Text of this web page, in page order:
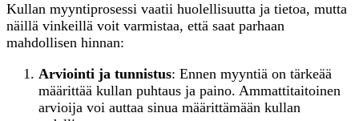
Kullan myyntiprosessi vaatii huolellisuutta ja tietoa, mutta
näillä vinkeillä voit varmistaa, että saat parhaan
mahdollisen hinnan:
Arviointi ja tunnistus: Ennen myyntiä on tärkeää
määrittää kullan puhtaus ja paino. Ammattitaitoinen
arvioija voi auttaa sinua määrittämään kullan